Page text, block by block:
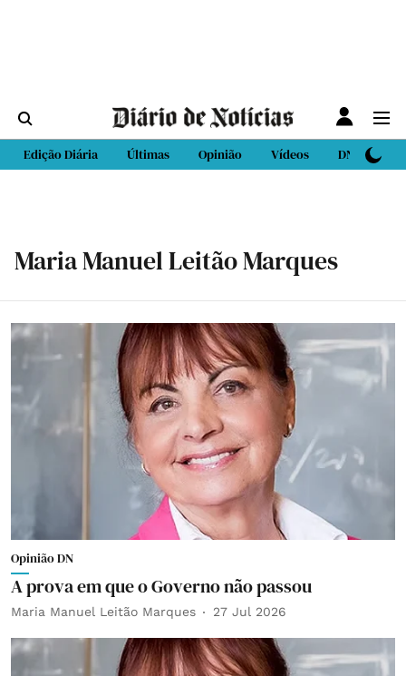
Edição Diária Últimas Opinião Vídeos DN Sport
Maria Manuel Leitão Marques
Opinião DN
A prova em que o Governo não passou
Maria Manuel Leitão Marques 27 Jul 2026